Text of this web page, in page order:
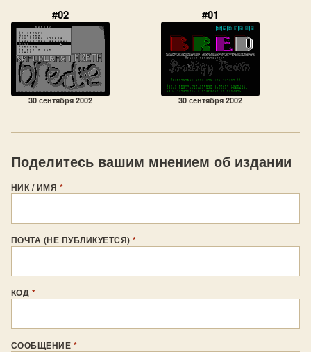
#02
30 сентября 2002
#01
30 сентября 2002
Поделитесь вашим мнением об издании
НИК / ИМЯ *
ПОЧТА (НЕ ПУБЛИКУЕТСЯ)*
КОД *
СООБЩЕНИЕ *